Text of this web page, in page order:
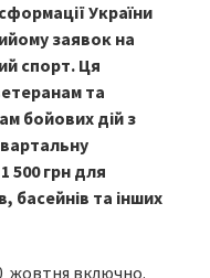
України
заявок на
спорт. Ця
та
бойових дій з
500 грн для
басейнів та інших
жовтня включно.